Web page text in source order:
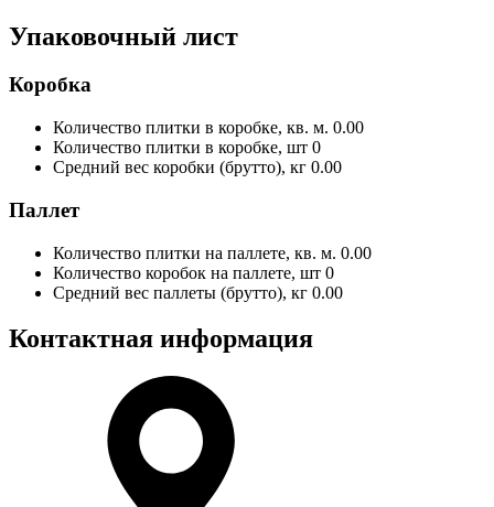
Упаковочный лист
Коробка
Количество плитки в коробке, кв. м. 0.00
Количество плитки в коробке, шт 0
Средний вес коробки (брутто), кг 0.00
Паллет
Количество плитки на паллете, кв. м. 0.00
Количество коробок на паллете, шт 0
Средний вес паллеты (брутто), кг 0.00
Контактная информация